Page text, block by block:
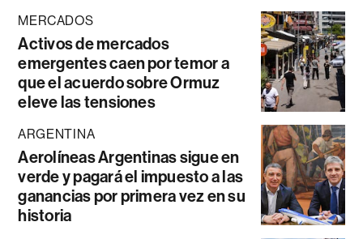
MERCADOS
Activos de mercados
emergentes caen por temor a
que el acuerdo sobre Ormuz
eleve las tensiones
ARGENTINA
Aerolíneas Argentinas sigue en
verde y pagará el impuesto a las
ganancias por primera vez en su
historia